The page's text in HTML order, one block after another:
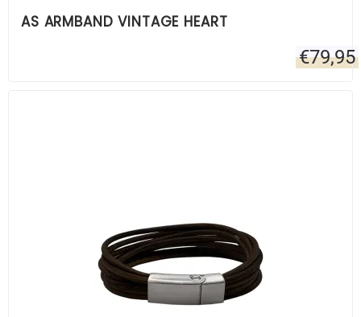
AS ARMBAND VINTAGE HEART
€79,95